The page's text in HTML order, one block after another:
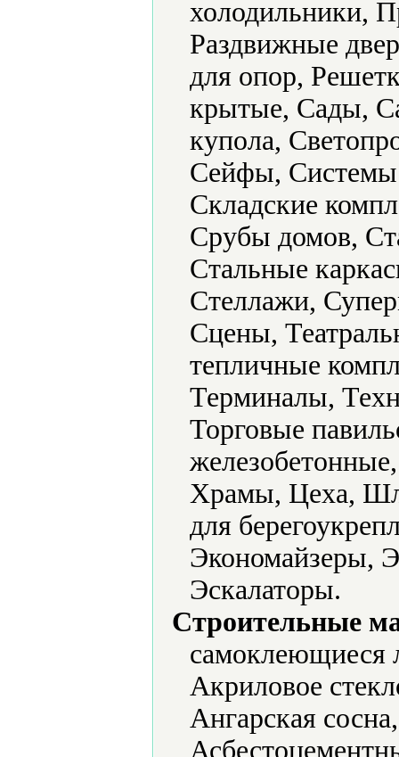
холодильники,
Раздвижные
для опор,
крытые, Сады,
купола,
Сейфы, Системы
Складские
Срубы домов,
Стальные
Стеллажи,
Сцены,
тепличные
Терминалы,
Торговые
Храмы, Цеха,
для
Экономайзеры,
Эскалаторы.
Строительные
самоклеющиеся
Акриловое
Ангарская